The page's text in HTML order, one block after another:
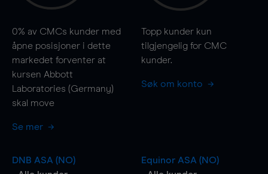
0% av CMCs kunder med
åpne posisjoner i dette
markedet forventer at
kursen Abbott
Laboratories (Germany)
skal move
Se mer
Topp kunder kun
tilgjengelig for CMC
kunder.
Søk om konto
DNB ASA (NO)
Equinor ASA (NO)